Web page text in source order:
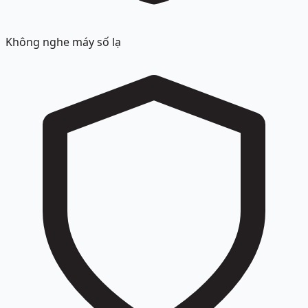
Không nghe máy số lạ